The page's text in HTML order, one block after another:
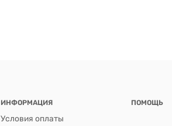
ИНФОРМАЦИЯ
Условия оплаты
ПОМОЩЬ